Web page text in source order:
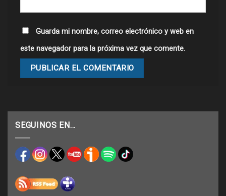
Guarda mi nombre, correo electrónico y web en
este navegador para la próxima vez que comente.
SEGUINOS EN…